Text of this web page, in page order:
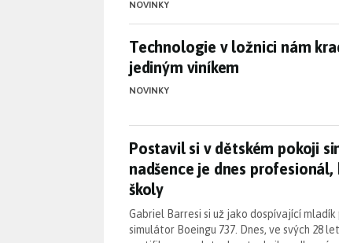
NOVINKY
Technologie v ložnici nám
Technologie v ložnici nám
jediným viníkem
NOVINKY
Postavil si v dětském pokoji
Postavil si v dětském pokoji
nadšence je dnes
školy
Gabriel Barresi si už jako dospívající
simulátor Boeingu 737. Dnes, ve svých 28